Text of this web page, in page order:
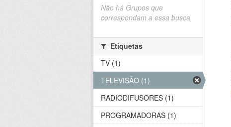
Não há Grupos que
correspondam a essa busca
Etiquetas
TV (1)
TELEVISÃO (1)
RADIODIFUSORES (1)
PROGRAMADORAS (1)